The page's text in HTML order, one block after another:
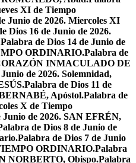
XI de Tiempo
Junio de 2026. Miercoles XI
Dios 16 de Junio de 2026.
Palabra de Dios 14 de Junio de
ORDINARIO.Palabra de
INMACULADO DE
de 2026. Solemnidad,
Palabra de Dios 11 de
Apóstol.Palabra de
X de Tiempo
Junio de 2026. SAN EFRÉN,
de Dios 8 de Junio de
Palabra de Dios 7 de Junio
ORDINARIO.Palabra
NORBERTO, Obispo.Palabra